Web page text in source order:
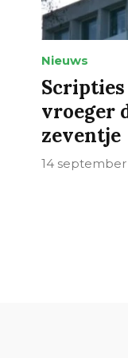
Nieuws
vroeger
zeventje
14 september